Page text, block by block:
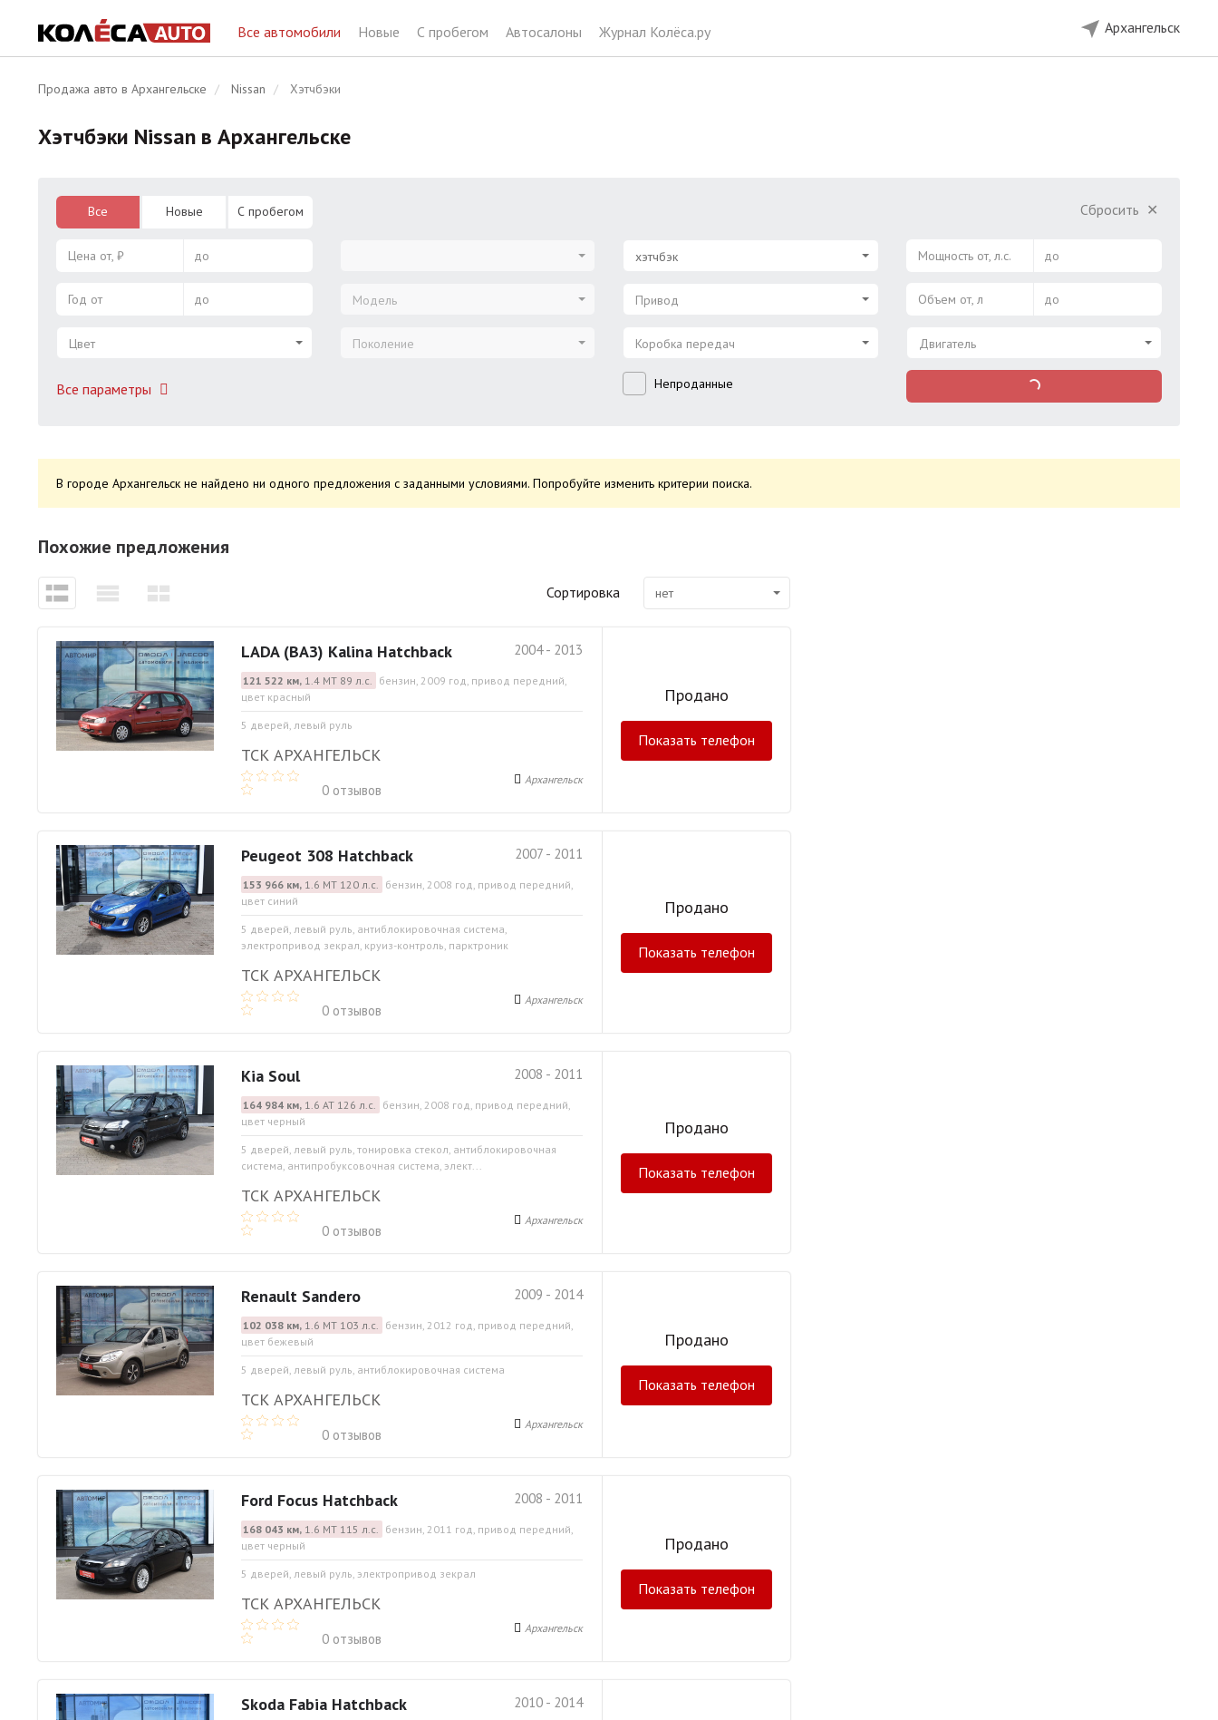
Все автомобили Новые С пробегом Автосалоны Журнал Колёса.ру Архангельск
Продажа авто в Архангельске Nissan Хэтчбэки
Хэтчбэки Nissan в Архангельске
Все Новые С пробегом
Цена от, ₽ до
Год от до
Цвет
Все параметры
Модель
Поколение
хэтчбэк
Привод
Коробка передач
Непроданные
Сбросить ✕
Мощность от, л.с. до
Объем от, л до
Двигатель
В городе Архангельск не найдено ни одного предложения с заданными условиями. Попробуйте изменить критерии поиска.
Похожие предложения
Сортировка нет
2004 - 2013
LADA (ВАЗ) Kalina Hatchback
121 522 км,1.4 МТ 89 л.с. бензин, 2009 год, привод передний,
цвет красный
5 дверей, левый руль
ТСК АРХАНГЕЛЬСК
0 отзывов
Архангельск
Продано
Показать телефон
2007 - 2011
Peugeot 308 Hatchback
153 966 км,1.6 МТ 120 л.с. бензин, 2008 год, привод передний,
цвет синий
5 дверей, левый руль, антиблокировочная система,
электропривод зекрал, круиз-контроль, парктроник
ТСК АРХАНГЕЛЬСК
0 отзывов
Архангельск
Продано
Показать телефон
2008 - 2011
Kia Soul
164 984 км,1.6 АТ 126 л.с. бензин, 2008 год, привод передний,
цвет черный
5 дверей, левый руль, тонировка стекол, антиблокировочная
система, антипробуксовочная система, элект...
ТСК АРХАНГЕЛЬСК
0 отзывов
Архангельск
Продано
Показать телефон
2009 - 2014
Renault Sandero
102 038 км,1.6 МТ 103 л.с. бензин, 2012 год, привод передний,
цвет бежевый
5 дверей, левый руль, антиблокировочная система
ТСК АРХАНГЕЛЬСК
0 отзывов
Архангельск
Продано
Показать телефон
2008 - 2011
Ford Focus Hatchback
168 043 км,1.6 МТ 115 л.с. бензин, 2011 год, привод передний,
цвет черный
5 дверей, левый руль, электропривод зекрал
ТСК АРХАНГЕЛЬСК
0 отзывов
Архангельск
Продано
Показать телефон
2010 - 2014
Skoda Fabia Hatchback